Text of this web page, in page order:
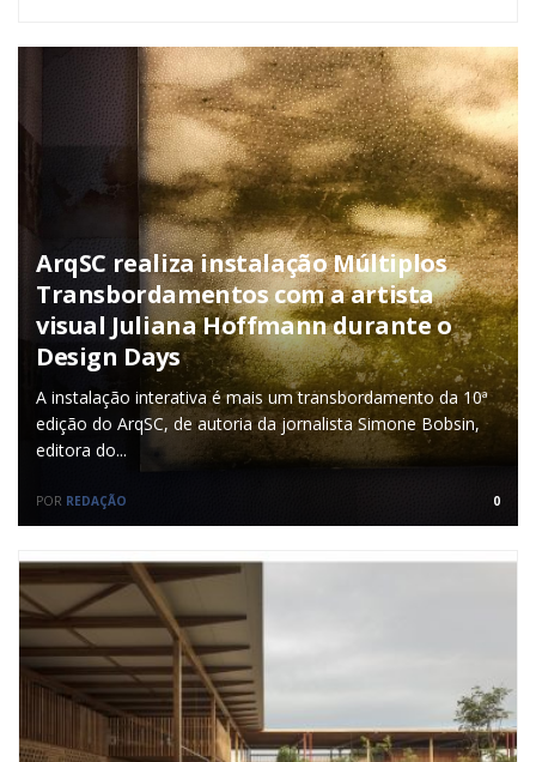
ArqSC realiza instalação Múltiplos
Transbordamentos com a artista
visual Juliana Hoffmann durante o
Design Days
A instalação interativa é mais um transbordamento da 10ª
edição do ArqSC, de autoria da jornalista Simone Bobsin,
editora do...
POR REDAÇÃO 0